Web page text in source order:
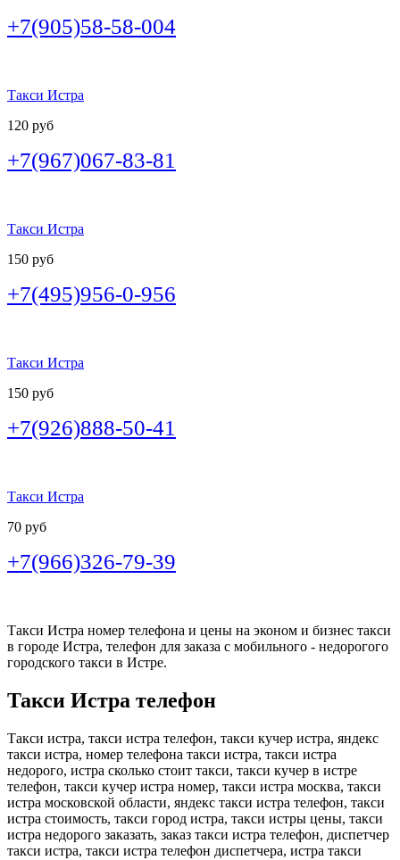
+7(905)58-58-004
Такси Истра
120 руб
+7(967)067-83-81
Такси Истра
150 руб
+7(495)956-0-956
Такси Истра
150 руб
+7(926)888-50-41
Такси Истра
70 руб
+7(966)326-79-39
Такси Истра номер телефона и цены на эконом и бизнес такси
в городе Истра, телефон для заказа с мобильного - недорогого
городского такси в Истре.
Такси Истра телефон
Такси истра, такси истра телефон, такси кучер истра, яндекс
такси истра, номер телефона такси истра, такси истра
недорого, истра сколько стоит такси, такси кучер в истре
телефон, такси кучер истра номер, такси истра москва, такси
истра московской области, яндекс такси истра телефон, такси
истра стоимость, такси город истра, такси истры цены, такси
истра недорого заказать, заказ такси истра телефон, диспетчер
такси истра, такси истра телефон диспетчера, истра такси